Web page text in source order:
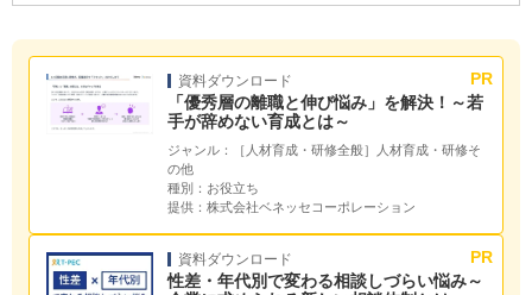
資料ダウンロード
「優秀層の離職と伸び悩み」を解決！～若
手が辞めない育成とは～
ジャンル：
［人材育成・研修全般］人材育成・研修そ
の他
種別： お役立ち
提供： 株式会社ベネッセコーポレーション
資料ダウンロード
性差・年代別で変わる相談しづらい悩み～